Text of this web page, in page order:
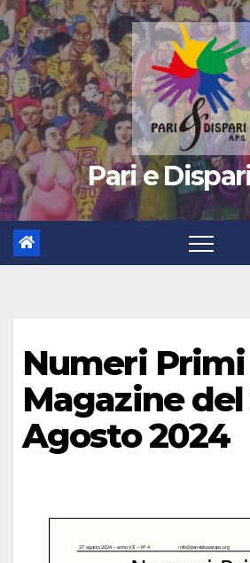
Pari e
Numeri Primi
Magazine del
Agosto 2024